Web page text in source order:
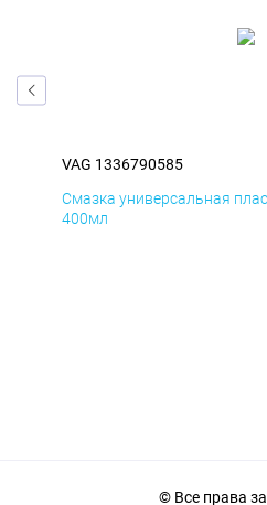
VAG 1336790585
Смазка универсальная
400мл
© Все права